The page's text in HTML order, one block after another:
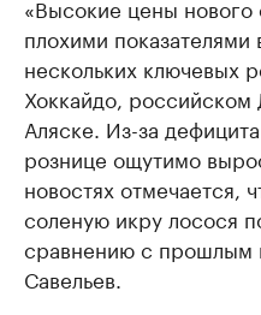
«Высокие цены нового
плохими показателями
нескольких ключевых
Хоккайдо, российском
Аляске. Из-за
рознице ощутимо
новостях отмечается,
соленую икру лосося
сравнению с прошлым
Савельев.